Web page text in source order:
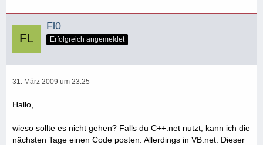
Fl0
Erfolgreich angemeldet
31. März 2009 um 23:25
Hallo,
wieso sollte es nicht gehen? Falls du C++.net nutzt, kann ich die
nächsten Tage einen Code posten. Allerdings in VB.net. Dieser